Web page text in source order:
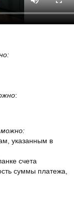
:
указанным в
счета
суммы платежа,